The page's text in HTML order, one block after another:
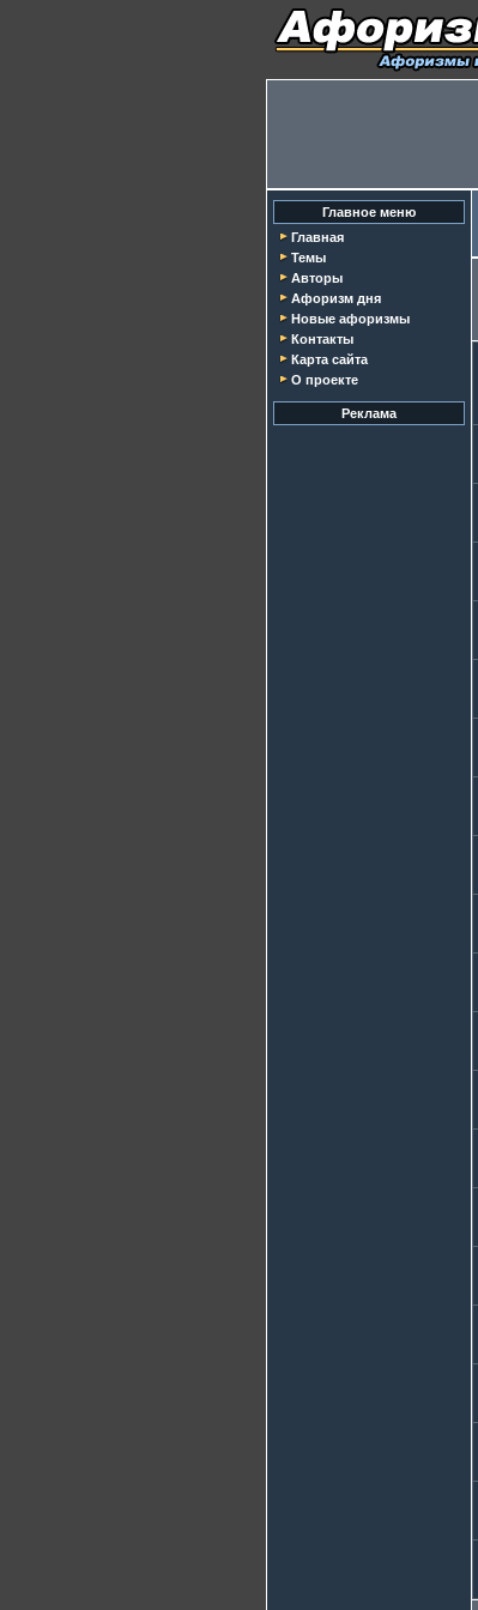
Главное меню
Главная
Темы
Авторы
Афоризм дня
Новые афоризмы
Контакты
Карта сайта
О проекте
Реклама